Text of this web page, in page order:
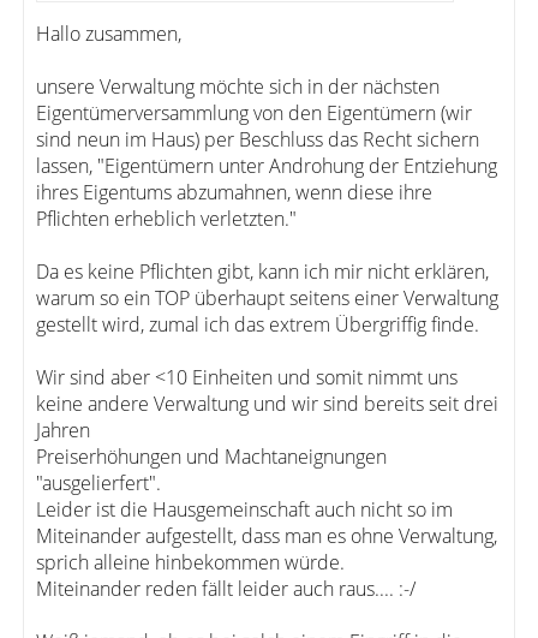
Hallo zusammen,
unsere Verwaltung möchte sich in der nächsten
Eigentümerversammlung von den Eigentümern (wir
sind neun im Haus) per Beschluss das Recht sichern
lassen, "Eigentümern unter Androhung der Entziehung
ihres Eigentums abzumahnen, wenn diese ihre
Pflichten erheblich verletzten."
Da es keine Pflichten gibt, kann ich mir nicht erklären,
warum so ein TOP überhaupt seitens einer Verwaltung
gestellt wird, zumal ich das extrem Übergriffig finde.
Wir sind aber <10 Einheiten und somit nimmt uns
keine andere Verwaltung und wir sind bereits seit drei
Jahren
Preiserhöhungen und Machtaneignungen
"ausgelierfert".
Leider ist die Hausgemeinschaft auch nicht so im
Miteinander aufgestellt, dass man es ohne Verwaltung,
sprich alleine hinbekommen würde.
Miteinander reden fällt leider auch raus.... :-/